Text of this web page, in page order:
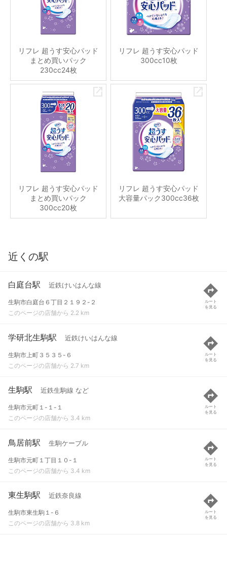
リフレ 超うす安心パッド
まとめ買いパック
230cc24枚
リフレ 超うす安心パッド
300cc10枚
リフレ 超うす安心パッド
まとめ買いパック
300cc20枚
リフレ 超うす安心パッド
大容量パック300cc36枚
近くの駅
白庭台駅 近鉄けいはんな線
生駒市白庭台６丁目２１９２-２
このページの店舗から 2.2 km
ルート
を見る
学研北生駒駅 近鉄けいはんな線
生駒市上町３５３５-６
このページの店舗から 2.7 km
ルート
を見る
生駒駅 近鉄生駒線 など
生駒市元町１-１-１
このページの店舗から 3.4 km
ルート
を見る
鳥居前駅 生駒ケーブル
生駒市元町１丁目１０-１
このページの店舗から 3.4 km
ルート
を見る
東生駒駅 近鉄奈良線
生駒市東生駒１-６
このページの店舗から 3.8 km
ルート
を見る